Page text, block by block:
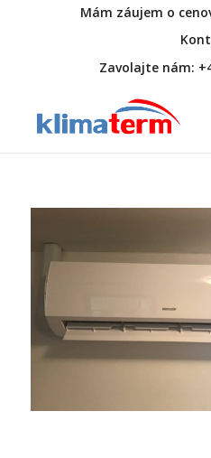
Mám záujem o
Zavolajte nám: